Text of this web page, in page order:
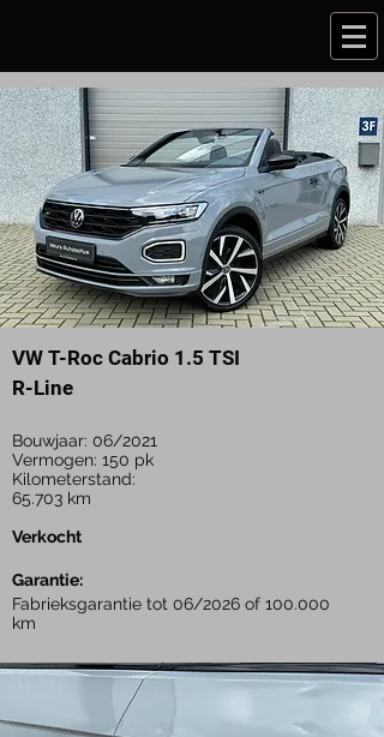
VW T-Roc Cabrio 1.5 TSI
R-Line
Bouwjaar: 06/2021
Vermogen: 150 pk
Kilometerstand:
65.703 km
Verkocht
Garantie:
Fabrieksgarantie tot 06/2026 of 100.000
km